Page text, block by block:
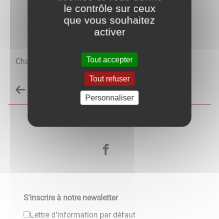
Chambre d'hôte
Retour à la liste des carnets d'adresses
S'inscrire à notre newsletter
Lettre d'information par défaut
le contrôle sur ceux
que vous souhaitez
activer
Tout accepter
Tout refuser
Personnaliser